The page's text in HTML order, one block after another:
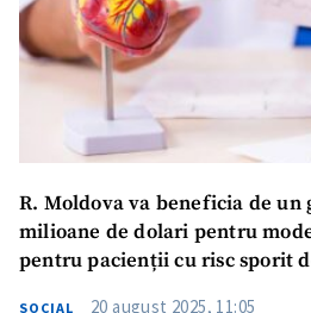
R. Moldova va beneficia de un
milioane de dolari pentru
pentru pacienții cu risc sporit
SOCIAL 20 august 2025, 11:05